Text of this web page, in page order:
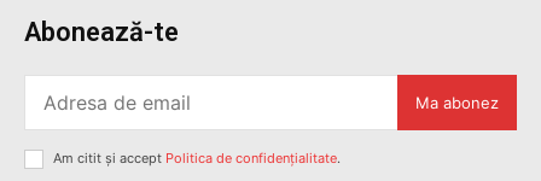
Abonează-te
Ma abonez
Am citit și accept Politica de confidențialitate.